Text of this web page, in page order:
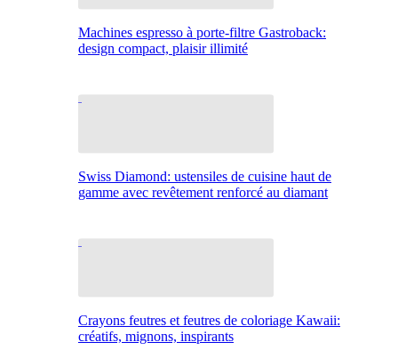
Machines espresso à porte-filtre Gastroback:
design compact, plaisir illimité
Swiss Diamond: ustensiles de cuisine haut de
gamme avec revêtement renforcé au diamant
Crayons feutres et feutres de coloriage Kawaii:
créatifs, mignons, inspirants